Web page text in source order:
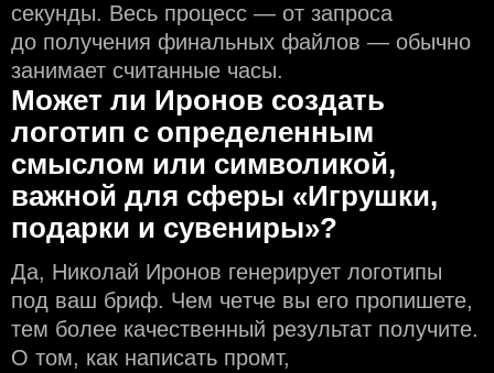
секунды. Весь процесс — от запроса
до получения финальных файлов — обычно
занимает считанные часы.
Может ли Иронов создать
логотип с определeнным
смыслом или символикой,
важной для сферы «Игрушки,
подарки и сувениры»?
Да, Николай Иронов генерирует логотипы
под ваш бриф. Чем чeтче вы его пропишете,
тем более качественный результат получите.
О том, как написать промт,